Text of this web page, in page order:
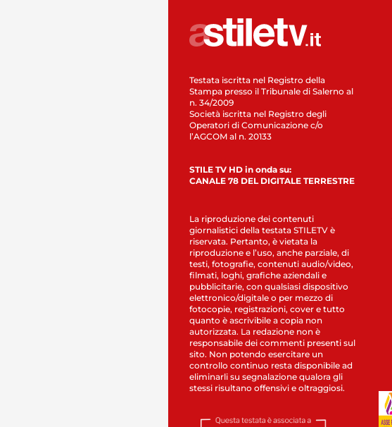
Testata iscritta nel Registro della
Stampa presso il Tribunale di Salerno al
n. 34/2009
Società iscritta nel Registro degli
Operatori di Comunicazione c/o
l’AGCOM al n. 20133
STILE TV HD in onda su:
CANALE 78 DEL DIGITALE TERRESTRE
La riproduzione dei contenuti
giornalistici della testata STILETV è
riservata. Pertanto, è vietata la
riproduzione e l’uso, anche parziale, di
testi, fotografie, contenuti audio/video,
filmati, loghi, grafiche aziendali e
pubblicitarie, con qualsiasi dispositivo
elettronico/digitale o per mezzo di
fotocopie, registrazioni, cover e tutto
quanto è ascrivibile a copia non
autorizzata. La redazione non è
responsabile dei commenti presenti sul
sito. Non potendo esercitare un
controllo continuo resta disponibile ad
eliminarli su segnalazione qualora gli
stessi risultano offensivi e oltraggiosi.